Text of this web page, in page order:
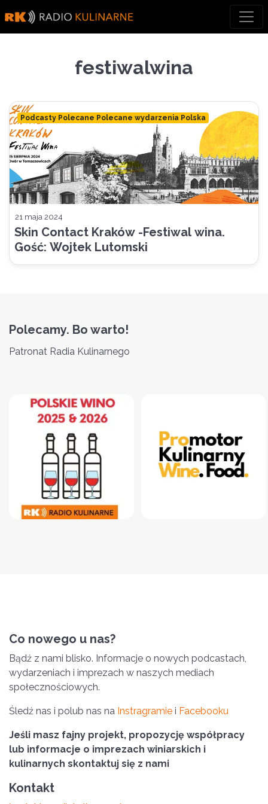
to
content
festiwalwina
Podcasty Polecane Polecane wydarzenia Polska
21 maja 2024
Skin Contact Kraków -Festiwal wina.
Gość: Wojtek Lutomski
Polecamy. Bo warto!
Patronat Radia Kulinarnego
Co nowego u nas?
Bądź z nami blisko. Informacje o nowych podcastach,
wydarzeniach i imprezach w naszych mediach
społecznościowych.
Śledź nas i polub nas na Instragramie i Facebooku
Jeśli masz fajny projekt, propozycję współpracy
lub informacje o imprezach winiarskich i
kulinarnych skontaktuj się z nami
Kontakt